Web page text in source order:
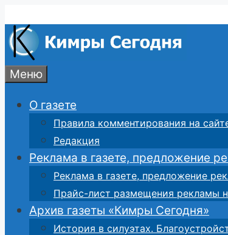
к
содержимому
Меню
О газете
Правила комментирования на
Редакция
Реклама в газете, предложение
Реклама в газете, предложение
Прайс-лист размещения рекламы
Архив газеты «Кимры Сегодня»
История в силуэтах.